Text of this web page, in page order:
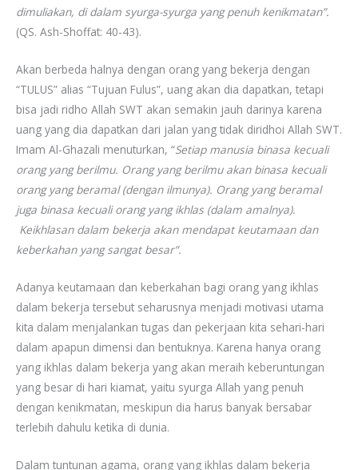
dimuliakan, di dalam syurga-syurga yang penuh kenikmatan”.
(QS. Ash-Shoffat: 40-43).
Akan berbeda halnya dengan orang yang bekerja dengan
“TULUS” alias “Tujuan Fulus”, uang akan dia dapatkan, tetapi
bisa jadi ridho Allah SWT akan semakin jauh darinya karena
uang yang dia dapatkan dari jalan yang tidak diridhoi Allah SWT.
Imam Al-Ghazali menuturkan, “Setiap manusia binasa kecuali
orang yang berilmu. Orang yang berilmu akan binasa kecuali
orang yang beramal (dengan ilmunya). Orang yang beramal
juga binasa kecuali orang yang ikhlas (dalam amalnya).
Keikhlasan dalam bekerja akan mendapat keutamaan dan
keberkahan yang sangat besar”.
Adanya keutamaan dan keberkahan bagi orang yang ikhlas
dalam bekerja tersebut seharusnya menjadi motivasi utama
kita dalam menjalankan tugas dan pekerjaan kita sehari-hari
dalam apapun dimensi dan bentuknya. Karena hanya orang
yang ikhlas dalam bekerja yang akan meraih keberuntungan
yang besar di hari kiamat, yaitu syurga Allah yang penuh
dengan kenikmatan, meskipun dia harus banyak bersabar
terlebih dahulu ketika di dunia.
Dalam tuntunan agama, orang yang ikhlas dalam bekerja